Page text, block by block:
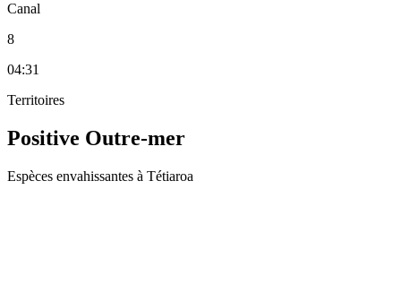
Canal
8
04:31
Territoires
Positive Outre-mer
Espèces envahissantes à Tétiaroa